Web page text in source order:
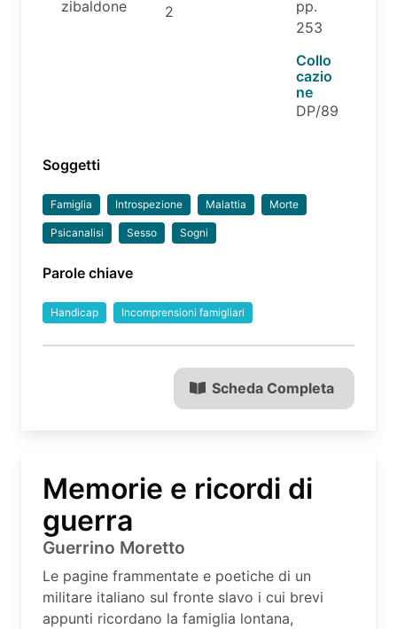
zibaldone 2
pp.
253
Collo
cazio
ne
DP/89
Soggetti
Famiglia Introspezione Malattia Morte
Psicanalisi Sesso Sogni
Parole chiave
Handicap Incomprensioni famigliari
Scheda Completa
Memorie e ricordi di
guerra
Guerrino Moretto
Le pagine frammentate e poetiche di un
militare italiano sul fronte slavo i cui brevi
appunti ricordano la famiglia lontana,